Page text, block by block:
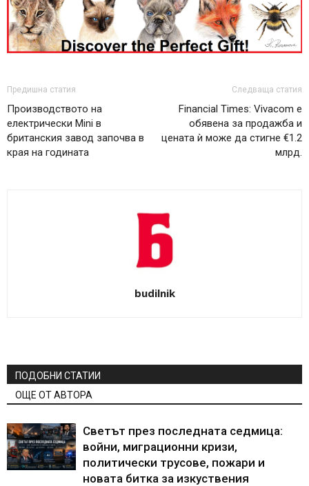
Предишна статия
Производството на
електрически Mini в
британския завод започва в
края на годината
Следваща статия
Financial Times: Vivacom е
обявена за продажба и
цената ѝ може да стигне €1.2
млрд.
budilnik
ПОДОБНИ СТАТИИ
ОЩЕ ОТ АВТОРА
Светът през последната седмица:
войни, миграционни кризи,
политически трусове, пожари и
новата битка за изкуствения